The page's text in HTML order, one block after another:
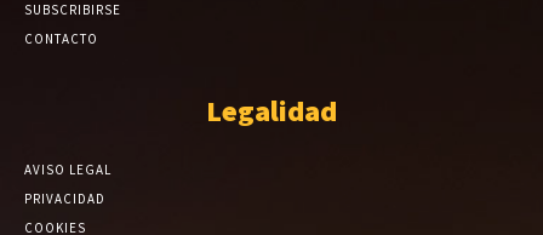
SUBSCRIBIRSE
CONTACTO
Legalidad
AVISO LEGAL
PRIVACIDAD
COOKIES